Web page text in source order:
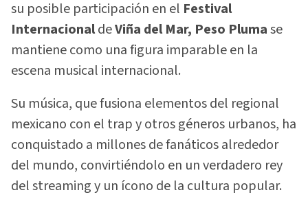
su posible participación en el Festival
InternacionaldeViña del Mar, Peso Plumase
mantiene como una figura imparable en la
escena musical internacional.
Su música, que fusiona elementos del regional
mexicano con el trap y otros géneros urbanos, ha
conquistado a millones de fanáticos alrededor
del mundo, convirtiéndolo en un verdadero rey
del streaming y un ícono de la cultura popular.